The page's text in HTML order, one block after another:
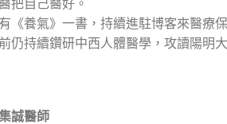
《養氣》一書，持續進駐博客來醫療
仍持續鑽研中西人體醫學，攻讀陽明
誠醫師